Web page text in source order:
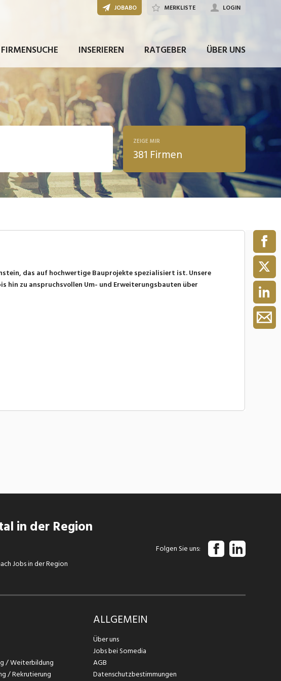
FIRMENSUCHE INSERIEREN RATGEBER ÜBER UNS
JOBABO MERKLISTE LOGIN
ZEIGE MIR
381 Firmen
das auf hochwertige Bauprojekte spezialisiert ist. Unsere
hin zu anspruchsvollen Um- und Erweiterungsbauten über
in der Region
Jobs in der Region
Folgen Sie uns
/ Weiterbildung
/ Rekrutierung
ALLGEMEIN
Über uns
Jobs bei Somedia
AGB
Datenschutzbestimmungen